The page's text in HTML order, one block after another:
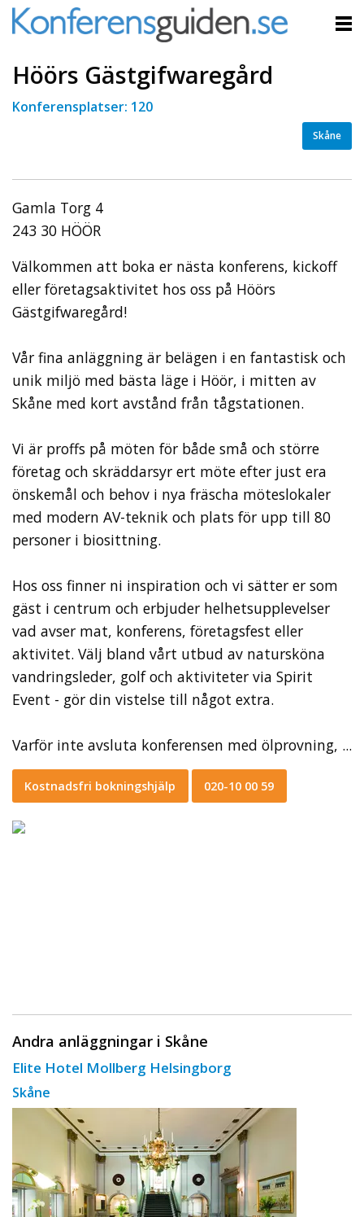
Höörs Gästgifwaregård
Konferensplatser: 120
Skåne
Gamla Torg 4
243 30 HÖÖR
Välkommen att boka er nästa konferens, kickoff
eller företagsaktivitet hos oss på Höörs
Gästgifwaregård!
Vår fina anläggning är belägen i en fantastisk och
unik miljö med bästa läge i Höör, i mitten av
Skåne med kort avstånd från tågstationen.
Vi är proffs på möten för både små och större
företag och skräddarsyr ert möte efter just era
önskemål och behov i nya fräscha möteslokaler
med modern AV-teknik och plats för upp till 80
personer i biosittning.
Hos oss finner ni inspiration och vi sätter er som
gäst i centrum och erbjuder helhetsupplevelser
vad avser mat, konferens, företagsfest eller
aktivitet. Välj bland vårt utbud av natursköna
vandringsleder, golf och aktiviteter via Spirit
Event - gör din vistelse till något extra.
Varför inte avsluta konferensen med ölprovning, ...
Kostnadsfri bokningshjälp 020-10 00 59
Andra anläggningar i Skåne
Elite Hotel Mollberg Helsingborg
Skåne